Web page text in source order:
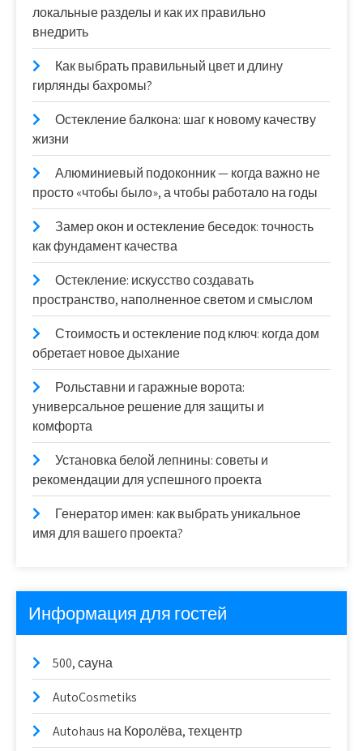
локальные разделы и как их правильно
внедрить
Как выбрать правильный цвет и длину
гирлянды бахромы?
Остекление балкона: шаг к новому качеству
жизни
Алюминиевый подоконник — когда важно не
просто «чтобы было», а чтобы работало на годы
Замер окон и остекление беседок: точность
как фундамент качества
Остекление: искусство создавать
пространство, наполненное светом и смыслом
Стоимость и остекление под ключ: когда дом
обретает новое дыхание
Рольставни и гаражные ворота:
универсальное решение для защиты и
комфорта
Установка белой лепнины: советы и
рекомендации для успешного проекта
Генератор имен: как выбрать уникальное
имя для вашего проекта?
Информация для гостей
500, сауна
AutoCosmetiks
Autohaus на Королёва, техцентр